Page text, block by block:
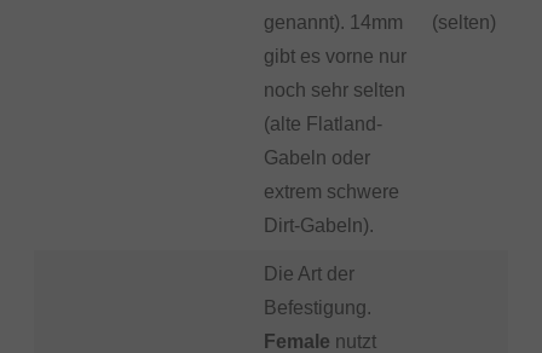
genannt). 14mm
gibt es vorne nur
noch sehr selten
(alte Flatland-
Gabeln oder
extrem schwere
Dirt-Gabeln).
(selten)
Die Art der
Befestigung.
Female nutzt